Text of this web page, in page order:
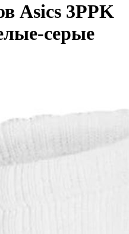
Asics 3PPK
серые